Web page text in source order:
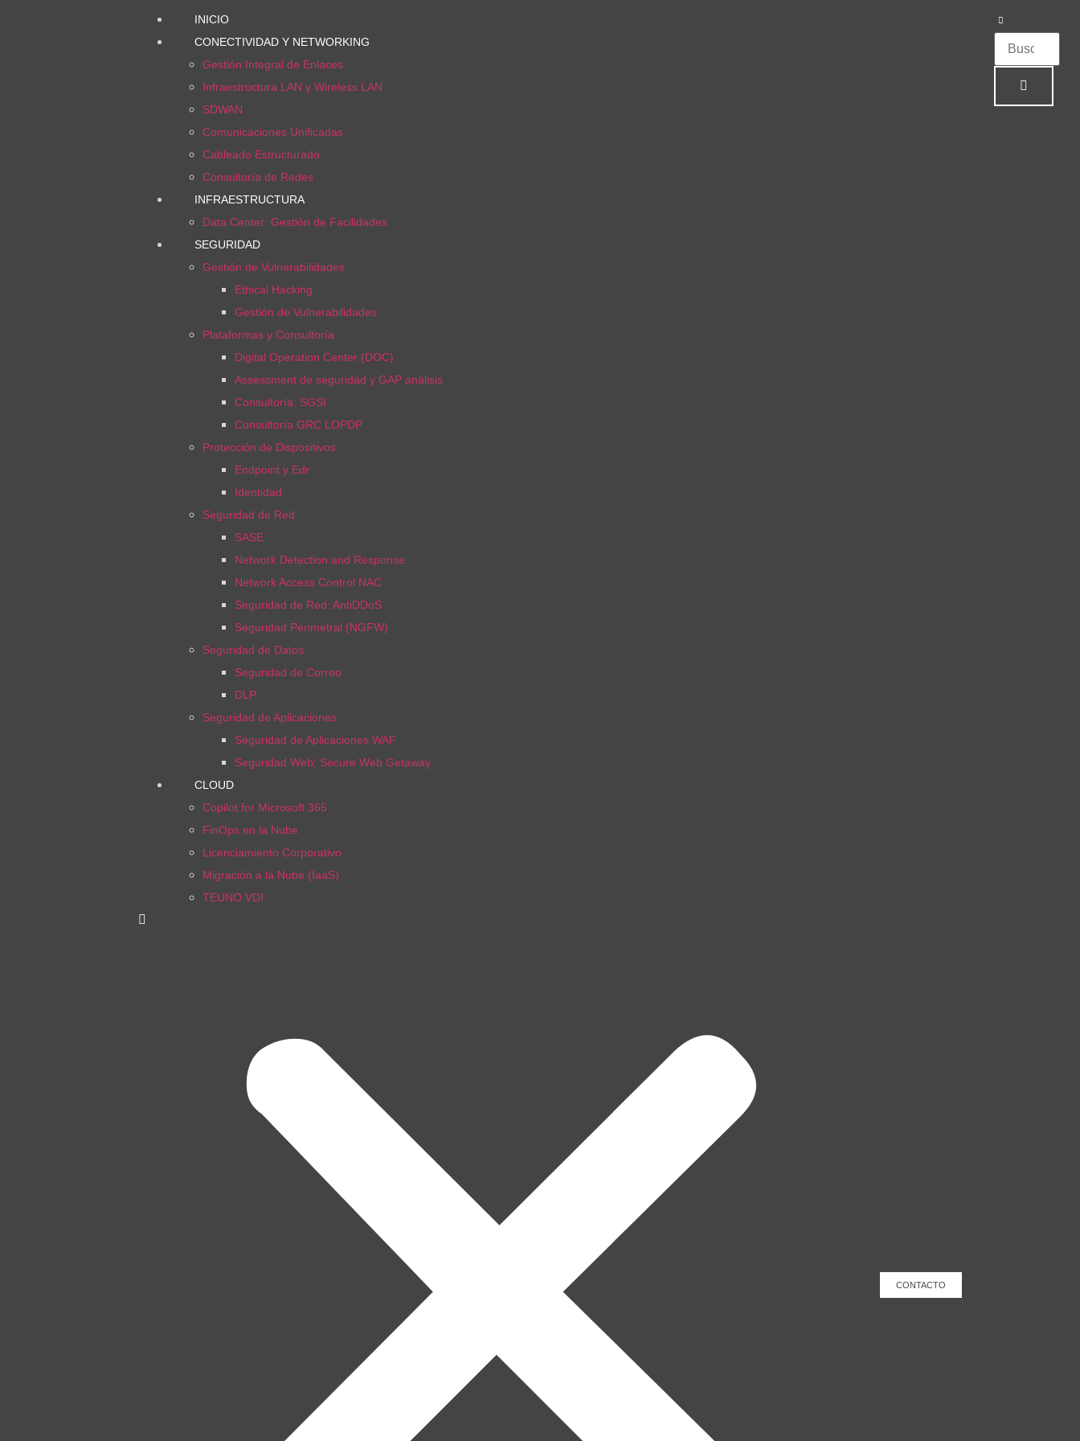
INICIO
CONECTIVIDAD Y NETWORKING
Gestión Integral de Enlaces
Infraestructura LAN y Wireless LAN
SDWAN
Comunicaciones Unificadas
Cableado Estructurado
Consultoría de Redes
INFRAESTRUCTURA
Data Center: Gestión de Facilidades
SEGURIDAD
Gestión de Vulnerabilidades
Ethical Hacking
Gestión de Vulnerabilidades
Plataformas y Consultoría
Digital Operation Center (DOC)
Assessment de seguridad y GAP análisis
Consultoría: SGSI
Consultoría GRC LOPDP
Protección de Dispositivos
Endpoint y Edr
Identidad
Seguridad de Red
SASE
Network Detection and Response
Network Access Control NAC
Seguridad de Red: AntiDDoS
Seguridad Perimetral (NGFW)
Seguridad de Datos
Seguridad de Correo
DLP
Seguridad de Aplicaciones
Seguridad de Aplicaciones WAF
Seguridad Web: Secure Web Getaway
CLOUD
Copilot for Microsoft 365
FinOps en la Nube
Licenciamiento Corporativo
Migración a la Nube (IaaS)
TEUNO VDI
CONTACTO